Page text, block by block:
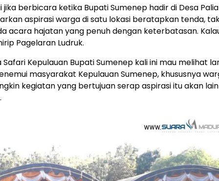
jika berbicara ketika Bupati Sumenep hadir di Desa
aspirasi warga di satu lokasi beratapkan tenda,
acara hajatan yang penuh dengan keterbatasan.
Pagelaran Ludruk.
Safari Kepulauan Bupati Sumenep kali ini mau melihat
masyarakat Kepulauan Sumenep, khususnya
kegiatan yang bertujuan serap aspirasi itu akan lain